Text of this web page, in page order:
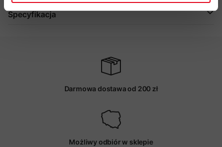
Specyfikacja
Darmowa dostawa od 200 zł
Możliwy odbiór w sklepie